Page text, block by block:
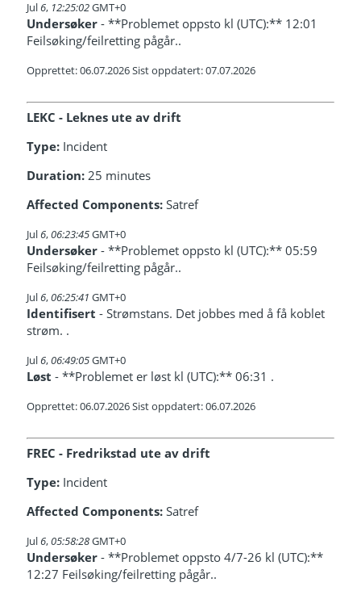
Jul6, 12:25:02GMT+0
Undersøker - **Problemet oppsto kl (UTC):** 12:01
Feilsøking/feilretting pågår..
Opprettet: 06.07.2026 Sist oppdatert: 07.07.2026
LEKC - Leknes ute av drift
Type: Incident
Duration: 25 minutes
Affected Components: Satref
Jul6,06:23:45GMT+0
Undersøker - **Problemet oppsto kl (UTC):** 05:59
Feilsøking/feilretting pågår..
Jul6,06:25:41 GMT+0
Identifisert - Strømstans. Det jobbes med å få koblet
strøm. .
Jul6,06:49:05GMT+0
Løst - **Problemet er løst kl (UTC):** 06:31 .
Opprettet: 06.07.2026 Sist oppdatert: 06.07.2026
FREC - Fredrikstad ute av drift
Type: Incident
Affected Components: Satref
Jul6,05:58:28GMT+0
Undersøker - **Problemet oppsto 4/7-26 kl (UTC):**
12:27 Feilsøking/feilretting pågår..